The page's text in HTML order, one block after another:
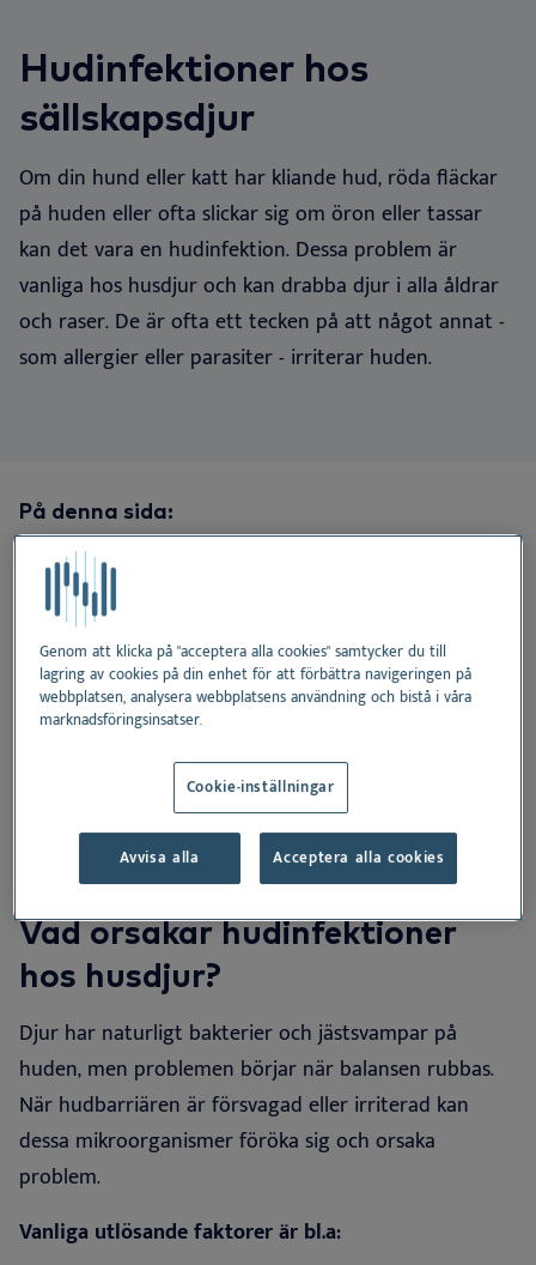
Dansk
Deutsch
English
Español
Français
Nederlands
Norsk
Hudinfektioner hos
sällskapsdjur
Om din hund eller katt har kliande hud, röda fläckar
på huden eller ofta slickar sig om öron eller tassar
kan det vara en hudinfektion. Dessa problem är
vanliga hos husdjur och kan drabba djur i alla åldrar
och raser. De ärofta ett tecken på att något annat -
som allergier eller parasiter - irriterar huden.
På denna sida:
Vad orsakar hudinfektioner hos husdjur?
Sambandet mellan allergier och hudproblem
Varför förebyggande hudvård är viktigt
Produkter som stödjer frisk hud hos hundar och
Vad orsakar hudinfektioner
hos husdjur?
Djur har naturligt bakterier och jästsvampar på
huden, men problemen börjar när balansen rubbas.
När hudbarriären är försvagad eller irriterad kan
dessa mikroorganismer föröka sig och orsaka
problem.
Vanliga utlösande faktorer är bl.a:
Genom att klicka på "acceptera alla cookies" samtycker du till
lagring av cookies på din enhet för att förbättra navigeringen på
webbplatsen, analysera webbplatsens användning och bistå i våra
marknadsföringsinsatser.
Cookie-inställningar
Avvisa alla Acceptera alla cookies